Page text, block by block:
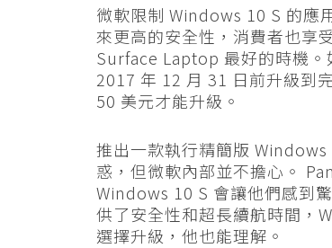
微軟限制 Windows 10 S 的應
來更高的安全性，消費者也享
Surface Laptop 最好的時機
2017 年 12 月 31 日前升級到
50 美元才能升級。
推出一款執行精簡版
惑，但微軟內部並不擔心。
Windows 10 S 會讓他們感到
供了安全性和超長續航時間，
選擇升級，他也能理解。